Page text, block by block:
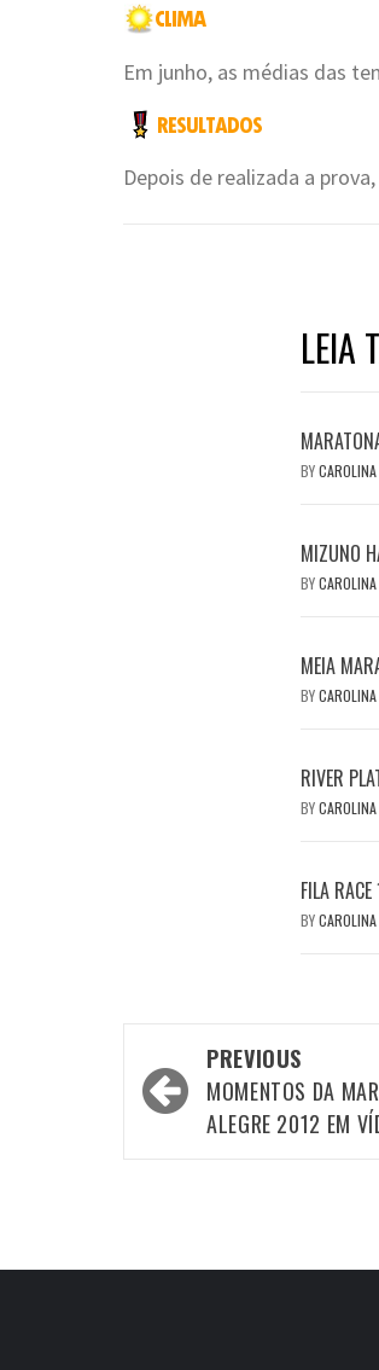
Em junho, as médias das
Depois de realizada a
LEIA
BYCAROLINA
MIZUNO
BYCAROLINA
MEIA
BYCAROLINA
RIVER
BYCAROLINA
FILA
BYCAROLINA
Post
navigation
PREVIOUS
MOMENTOS DA
ALEGRE 2012 EM